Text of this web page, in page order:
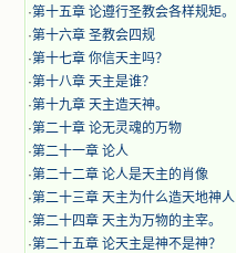
·第十五章 论遵行圣教会各样规矩。
·第十六章 圣教会四规
·第十七章 你信天主吗？
·第十八章 天主是谁？
·第十九章 天主造天神。
·第二十章 论无灵魂的万物
·第二十一章 论人
·第二十二章 论人是天主的肖像
·第二十三章 天主为什么造天地神人
·第二十四章 天主为万物的主宰。
·第二十五章 论天主是神不是神？